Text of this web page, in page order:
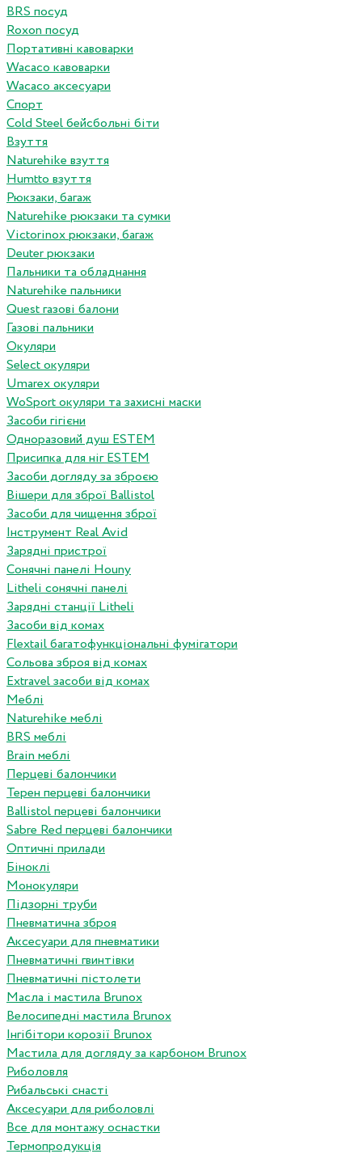
BRS посуд
Roxon посуд
Портативні кавоварки
Wacaco кавоварки
Wacaco аксесуари
Спорт
Cold Steel бейсбольні біти
Взуття
Naturehike взуття
Humtto взуття
Рюкзаки, багаж
Naturehike рюкзаки та сумки
Victorinox рюкзаки, багаж
Deuter рюкзаки
Пальники та обладнання
Naturehike пальники
Quest газові балони
Газові пальники
Окуляри
Select окуляри
Umarex окуляри
WoSport окуляри та захисні маски
Засоби гігієни
Одноразовий душ ESTEM
Присипка для ніг ESTEM
Засоби догляду за зброєю
Вішери для зброї Ballistol
Засоби для чищення зброї
Інструмент Real Avid
Зарядні пристрої
Сонячні панелі Houny
Litheli сонячні панелі
Зарядні станції Litheli
Засоби від комах
Flextail багатофункціональні фумігатори
Сольова зброя від комах
Extravel засоби від комах
Меблі
Naturehike меблі
BRS меблі
Brain меблі
Перцеві балончики
Терен перцеві балончики
Ballistol перцеві балончики
Sabre Red перцеві балончики
Оптичні прилади
Біноклі
Монокуляри
Підзорні труби
Пневматична зброя
Аксесуари для пневматики
Пневматичні гвинтівки
Пневматичні пістолети
Масла і мастила Brunox
Велосипедні мастила Brunox
Інгібітори корозії Brunox
Мастила для догляду за карбоном Brunox
Риболовля
Рибальські снасті
Аксесуари для риболовлі
Все для монтажу оснастки
Термопродукція